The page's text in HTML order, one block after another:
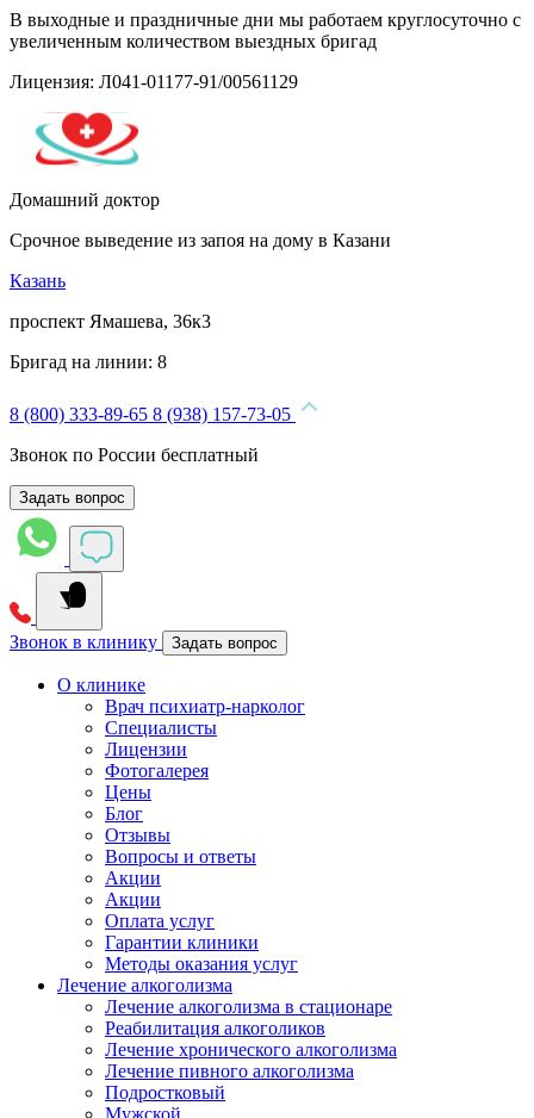
В выходные и праздничные дни мы работаем круглосуточно с
увеличенным количеством выездных бригад
Лицензия: Л041-01177-91/00561129
Домашний доктор
Срочное выведение из запоя на дому в Казани
Казань
проспект Ямашева, 36к3
Бригад на линии: 8
8 (800) 333-89-65 8 (938) 157-73-05
Звонок по России бесплатный
Задать вопрос
Звонок в клинику Задать вопрос
О клинике
Врач психиатр-нарколог
Специалисты
Лицензии
Фотогалерея
Цены
Блог
Отзывы
Вопросы и ответы
Акции
Акции
Оплата услуг
Гарантии клиники
Методы оказания услуг
Лечение алкоголизма
Лечение алкоголизма в стационаре
Реабилитация алкоголиков
Лечение хронического алкоголизма
Лечение пивного алкоголизма
Подростковый
Мужской